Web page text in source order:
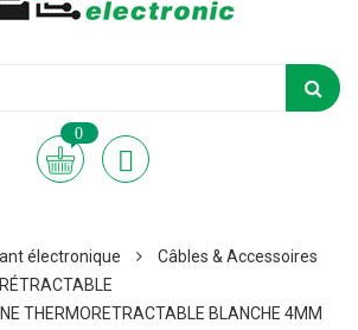
0
électronique
Câbles & Accessoires
THERMORETRACTABLE BLANCHE 4MM